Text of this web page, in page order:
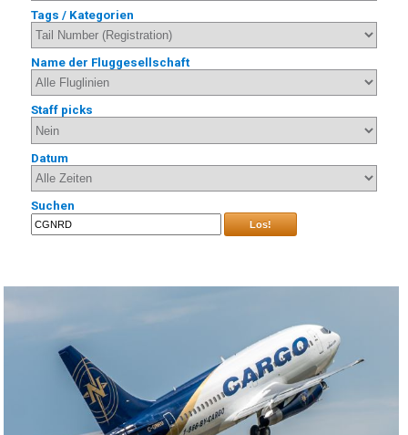
Tags / Kategorien
Name der Fluggesellschaft
Staff picks
Datum
Suchen
Los!